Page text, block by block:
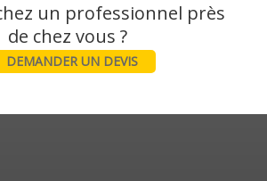
un professionnel près
DEMANDER UN DEVIS